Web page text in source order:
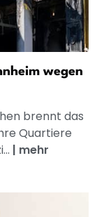
wegen
brennt das
Quartiere
| mehr